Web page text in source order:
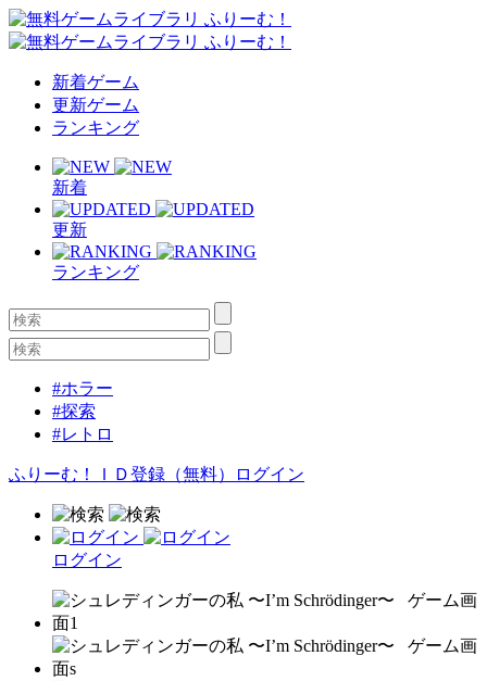
新着ゲーム
更新ゲーム
ランキング
新着
更新
ランキング
#ホラー
#探索
#レトロ
ふりーむ！ＩＤ登録（無料） ログイン
ログイン